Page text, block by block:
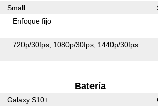
Small
Enfoque fijo
720p/30fps 1080p/30fps 1440p/30fps
Batería
Galaxy S10+